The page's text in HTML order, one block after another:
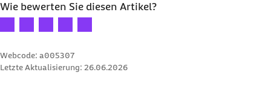
Wie bewerten Sie diesen Artikel?
Ihre Bewertung: 1 Stern
Ihre Bewertung: 2 Sterne
Ihre Bewertung: 3 Sterne
Ihre Bewertung: 4 Sterne
Ihre Bewertung: 5 Sterne
Webcode: a005307
Letzte Aktualisierung: 26.06.2026